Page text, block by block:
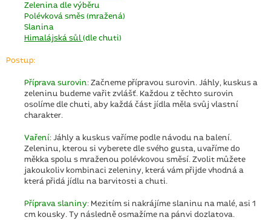
Zelenina dle výběru
Polévková směs (mražená)
Slanina
Himalájská sůl (dle chuti)
Postup:
Příprava surovin: Začneme přípravou surovin. Jáhly, kuskus a
zeleninu budeme vařit zvlášť. Každou z těchto surovin
osolíme dle chuti, aby každá část jídla měla svůj vlastní
charakter.
Vaření: Jáhly a kuskus vaříme podle návodu na balení.
Zeleninu, kterou si vyberete dle svého gusta, uvaříme do
měkka spolu s mraženou polévkovou směsí. Zvolit můžete
jakoukoliv kombinaci zeleniny, která vám přijde vhodná a
která přidá jídlu na barvitosti a chuti.
Příprava slaniny: Mezitím si nakrájíme slaninu na malé, asi 1
cm kousky. Ty následně osmažíme na pánvi dozlatova.